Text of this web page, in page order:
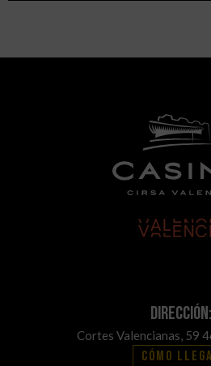
Dirección:
Cortes Valencianas, 59
Cómo